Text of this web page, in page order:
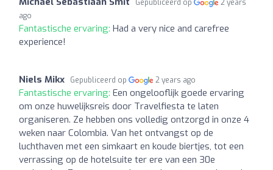
Gepubliceerd op
2 years
ago
Fantastische ervaring: Had a very nice and carefree
experience!
Niels Mikx Gepubliceerd op 2 years ago
Fantastische ervaring: Een ongelooflijk goede ervaring
om onze huwelijksreis door Travelfiesta te laten
organiseren. Ze hebben ons volledig ontzorgd in onze 4
weken naar Colombia. Van het ontvangst op de
luchthaven met een simkaart en koude biertjes, tot een
verrassing op de hotelsuite ter ere van een 30e